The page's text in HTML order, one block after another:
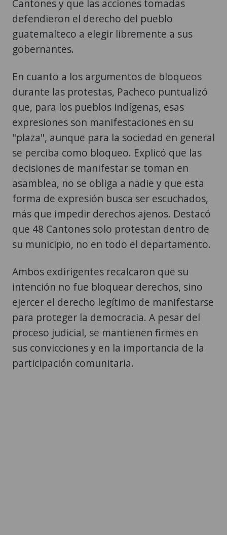
Cantones y que las acciones tomadas
defendieron el derecho del pueblo
guatemalteco a elegir libremente a sus
gobernantes.
En cuanto a los argumentos de bloqueos
durante las protestas, Pacheco puntualizó
que, para los pueblos indígenas, esas
expresiones son manifestaciones en su
"plaza", aunque para la sociedad en general
se perciba como bloqueo. Explicó que las
decisiones de manifestar se toman en
asamblea, no se obliga a nadie y que esta
forma de expresión busca ser escuchados,
más que impedir derechos ajenos. Destacó
que 48 Cantones solo protestan dentro de
su municipio, no en todo el departamento.
Ambos exdirigentes recalcaron que su
intención no fue bloquear derechos, sino
ejercer el derecho legítimo de manifestarse
para proteger la democracia. A pesar del
proceso judicial, se mantienen firmes en
sus convicciones y en la importancia de la
participación comunitaria.